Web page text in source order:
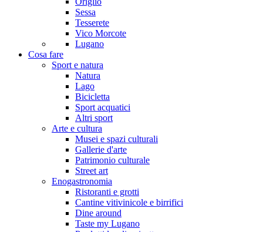
Sessa
Tesserete
Vico Morcote
Lugano
Cosa fare
Sport e natura
Natura
Lago
Bicicletta
Sport acquatici
Altri sport
Arte e cultura
Musei e spazi culturali
Gallerie d'arte
Patrimonio culturale
Street art
Enogastronomia
Ristoranti e grotti
Cantine vitivinicole e birrifici
Dine around
Taste my Lugano